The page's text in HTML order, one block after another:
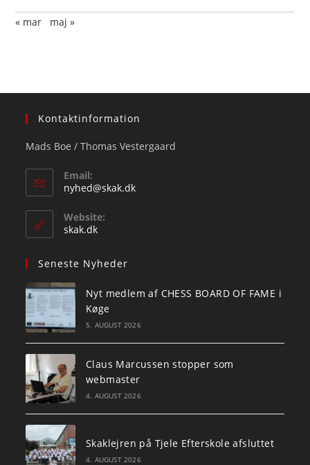
« mar maj »
Kontaktinformation
Mads Boe / Thomas Vestergaard
Email:
nyhed@skak.dkOpens
Website:
skak.dk
Seneste Nyheder
Nyt medlem af CHESS BOARD OF FAME i
Køge
5. AUGUST 2026
Claus Marcussen stopper som
webmaster
4. AUGUST 2026
Skaklejren på Tjele Efterskole afsluttet
4. AUGUST 2026